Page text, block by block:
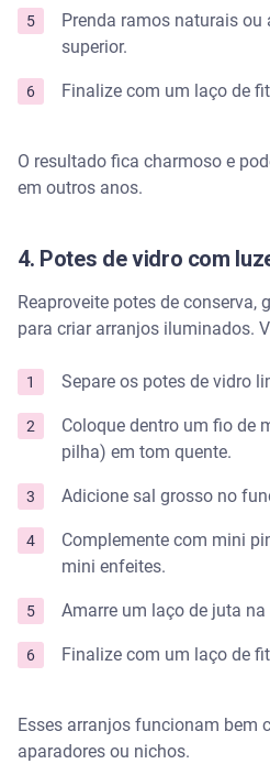
Prenda ramos naturais
superior.
Finalize com um laço de
O resultado fica charmoso e
em outros anos.
4. Potes de vidro com
Reaproveite potes de conserva,
para criar arranjos iluminados.
Separe os potes de vidro
Coloque dentro um fio de
pilha) em tom quente.
Adicione sal grosso no
Complemente com mini
mini enfeites.
Amarre um laço de juta
Finalize com um laço de
Esses arranjos funcionam bem
aparadores ou nichos.